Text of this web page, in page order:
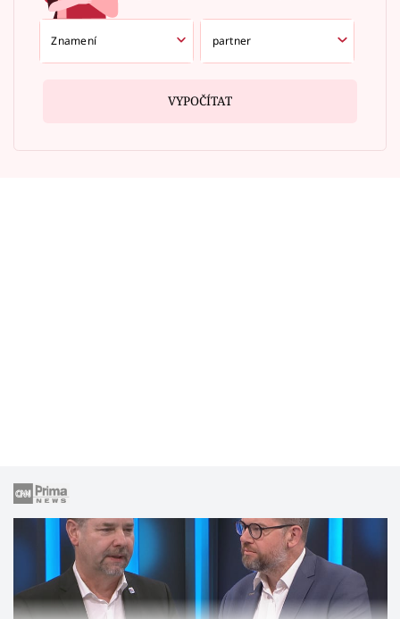
VYPOČÍTAT